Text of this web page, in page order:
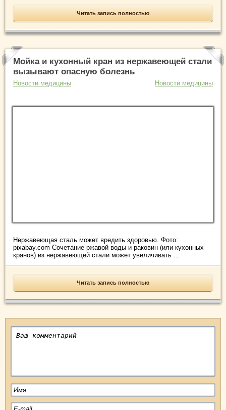
Читать запись полностью
Мойка и кухонный кран из нержавеющей стали
вызывают опасную болезнь
Новости медицины Новости медицины
Нержавеющая сталь может вредить здоровью. Фото:
pixabay.com Сочетание ржавой воды и раковин (или кухонных
кранов) из нержавеющей стали может увеличивать ...
Читать запись полностью